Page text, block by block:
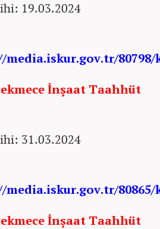
19.03.2024
İnşaat Taahhüt
31.03.2024
İnşaat Taahhüt